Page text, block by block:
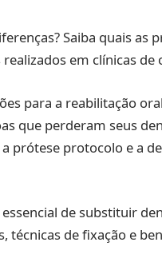
Saiba quais as
em clínicas
para a reabilitação
que perderam seus
prótese protocolo e a
de substituir
técnicas de fixação e